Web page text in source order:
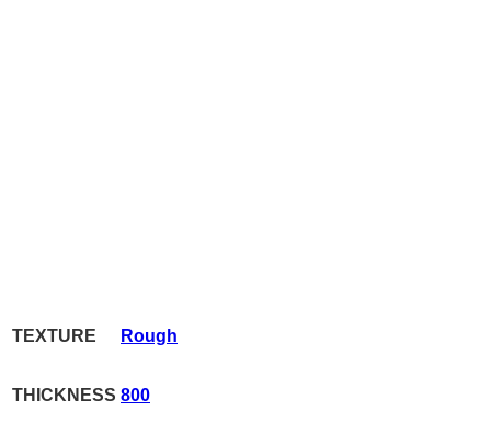
TEXTURE Rough
THICKNESS 800